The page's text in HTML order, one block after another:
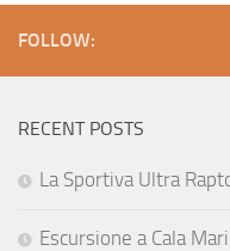
FOLLOW:
RECENT POSTS
La Sportiva Ultra
Escursione a Cala